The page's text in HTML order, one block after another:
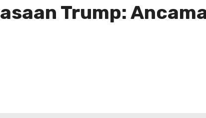
Trump: